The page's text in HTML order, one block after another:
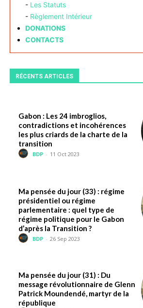
- Les Statuts
- Règlement Intérieur
DONATIONS
CONTACTS
RÉCENTS ARTICLES
Gabon : Les 24 imbroglios,
contradictions et incohérences
les plus criards de la charte de la
transition
BDP - 11 Oct 2023
Ma pensée du jour (33) : régime
présidentiel ou régime
parlementaire : quel type de
régime politique pour le Gabon
d’après la Transition ?
BDP - 26 Sep 2023
Ma pensée du jour (31) : Du
message révolutionnaire de Glenn
Patrick Moundendé, martyr de la
république